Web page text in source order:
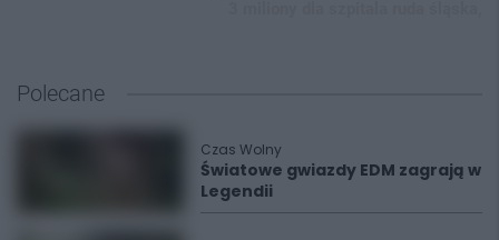
Polecane
Czas Wolny
Światowe gwiazdy EDM zagrają w
Legendii